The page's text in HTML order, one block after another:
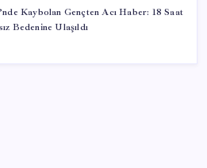
Kaybolan Gençten Acı Haber: 18 Saat
Bedenine Ulaşıldı